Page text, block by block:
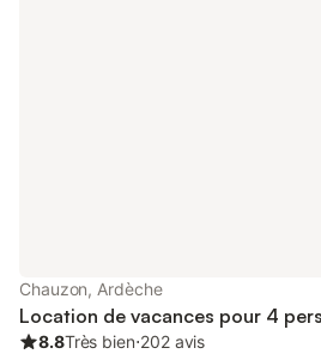
Chauzon, Ardèche
Location de vacances pour 4
8.8Très bien⋅202 avis